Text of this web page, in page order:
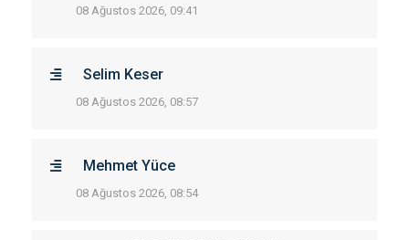
08 Ağustos 2026, 09:41
Selim Keser
08 Ağustos 2026, 08:57
Mehmet Yüce
08 Ağustos 2026, 08:54